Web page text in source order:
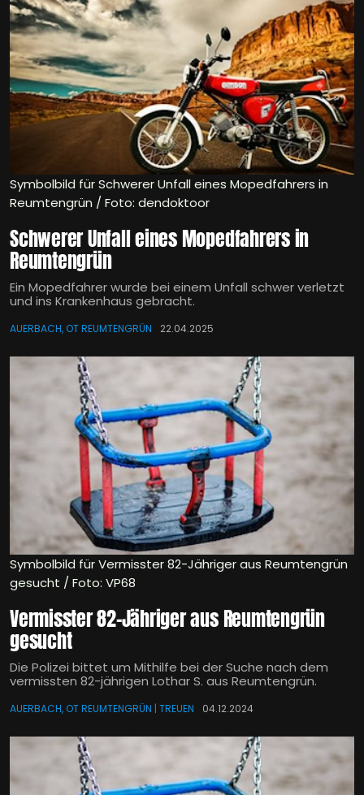
Symbolbild für Schwerer Unfall eines Mopedfahrers in
Reumtengrün / Foto: dendoktoor
Schwerer Unfall eines Mopedfahrers in
Reumtengrün
Ein Mopedfahrer wurde bei einem Unfall schwer verletzt
und ins Krankenhaus gebracht.
AUERBACH, OT REUMTENGRÜN 22.04.2025
Symbolbild für Vermisster 82-Jähriger aus Reumtengrün
gesucht / Foto: VP68
Vermisster 82-Jähriger aus Reumtengrün
gesucht
Die Polizei bittet um Mithilfe bei der Suche nach dem
vermissten 82-jährigen Lothar S. aus Reumtengrün.
AUERBACH, OT REUMTENGRÜN | TREUEN 04.12.2024